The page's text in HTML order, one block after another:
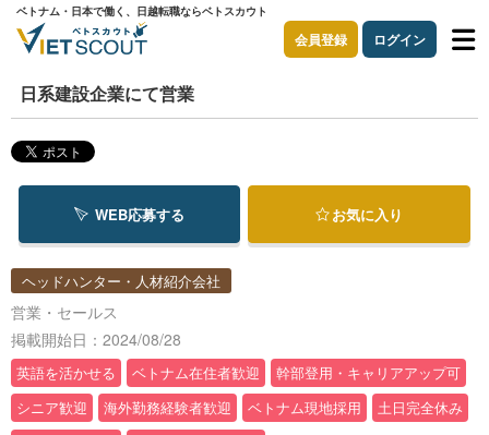
ベトナム・日本で働く、日越転職ならベトスカウト
会員登録 ログイン
日系建設企業にて営業
WEB応募する お気に入り
ヘッドハンター・人材紹介会社
営業・セールス
掲載開始日：2024/08/28
英語を活かせる ベトナム在住者歓迎
幹部登用・キャリアアップ可
シニア歓迎
海外勤務経験者歓迎 ベトナム現地採用
土日完全休み